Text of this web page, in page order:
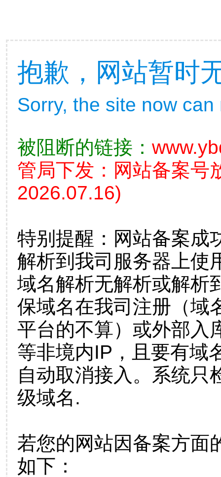
抱歉，网站暂时
Sorry, the site now
被阻断的链接：
管局下发：网站备案号
2026.07.16)
特别提醒：网站备案成
解析到我司服务器上使
域名解析无解析或解析
保域名在我司注册（域
平台的不算）或外部入
等非境内IP，且要有域
自动取消接入。系统只
级域名.
若您的网站因备案方面
如下：